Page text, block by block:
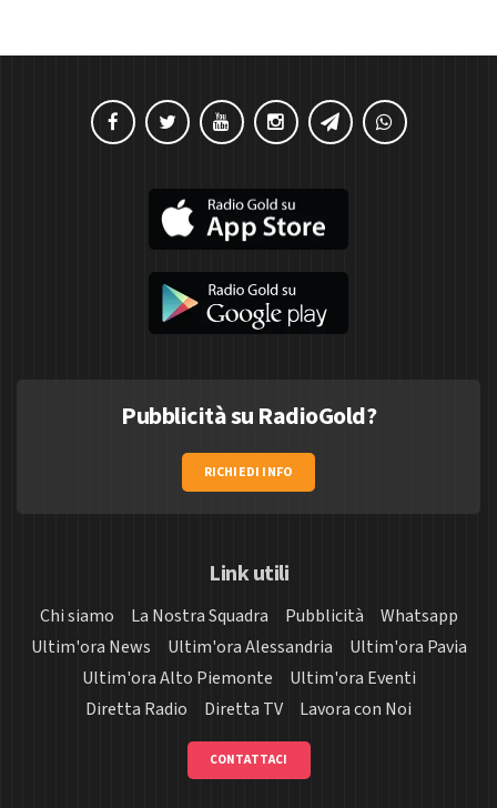
Pubblicità su RadioGold?
RICHIEDI INFO
Link utili
Chi siamo La Nostra Squadra Pubblicità
Whatsapp
Ultim'ora News
Ultim'ora Alessandria
Ultim'ora Pavia
Ultim'ora Alto Piemonte
Ultim'ora Eventi
Diretta Radio
Diretta TV Lavora con Noi
CONTATTACI